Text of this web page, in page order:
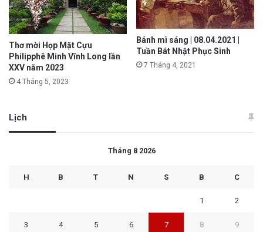
Thơ mời Họp Mặt Cựu
Philipphê Minh Vĩnh Long lần
XXV năm 2023
4 Tháng 5, 2023
Bánh mì sáng | 08.04.2021 |
Tuần Bát Nhật Phục Sinh
7 Tháng 4, 2021
Lịch
Tháng 8 2026
H B T N S B C
1 2
3 4 5 6 7 8 9